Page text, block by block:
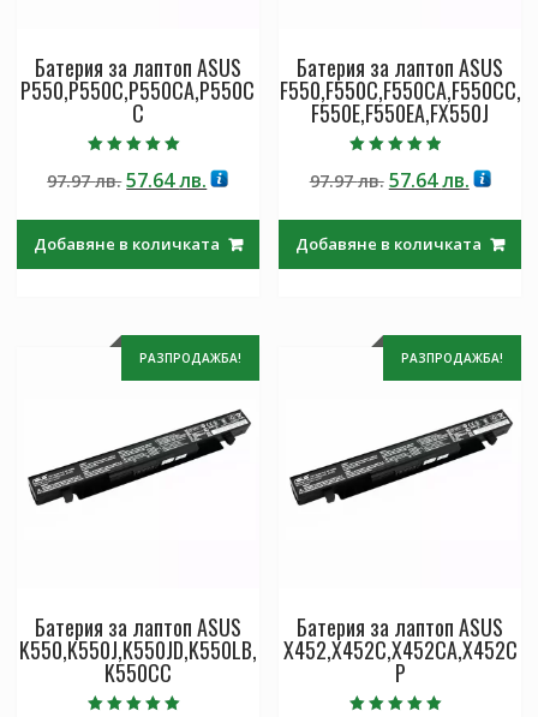
Батерия за лаптоп ASUS
P550,P550C,P550CA,P550C
C
5.00
от 5
97.97лв.Original
97.97 лв..
57.64лв.Текущата
57.64 лв..
Добавяне в количката
Батерия за лаптоп ASUS
F550,F550C,F550CA,F550CC,
F550E,F550EA,FX550J
4.50
от 5
97.97лв. Original
97.97 лв..
57.64лв.
57.64
Добавяне в количката
РАЗПРОДАЖБА!
Батерия за лаптоп ASUS
K550,K550J,K550JD,K550LB,
K550CC
РАЗПРОДАЖБА!
Батерия за лаптоп ASUS
X452,X452C,X452CA,X452C
P